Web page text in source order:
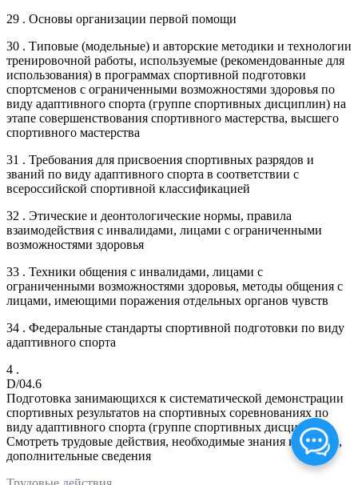
29 . Основы организации первой помощи
30 . Типовые (модельные) и авторские методики и технологии
тренировочной работы, используемые (рекомендованные для
использования) в программах спортивной подготовки
спортсменов с ограниченными возможностями здоровья по
виду адаптивного спорта (группе спортивных дисциплин) на
этапе совершенствования спортивного мастерства, высшего
спортивного мастерства
31 . Требования для присвоения спортивных разрядов и
званий по виду адаптивного спорта в соответствии с
всероссийской спортивной классификацией
32 . Этические и деонтологические нормы, правила
взаимодействия с инвалидами, лицами с ограниченными
возможностями здоровья
33 . Техники общения с инвалидами, лицами с
ограниченными возможностями здоровья, методы общения с
лицами, имеющими поражения отдельных органов чувств
34 . Федеральные стандарты спортивной подготовки по виду
адаптивного спорта
4 .
D/04.6
Подготовка занимающихся к систематической демонстрации
спортивных результатов на спортивных соревнованиях по
виду адаптивного спорта (группе спортивных дисциплин)
Смотреть трудовые действия, необходимые знания и умения,
дополнительные сведения